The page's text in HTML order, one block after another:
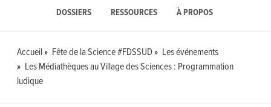
DOSSIERS RESSOURCES À PROPOS
Accueil Fête de la Science #FDSSUD
Les événements
Les Médiathèques au Village des Sciences : Programmation
ludique